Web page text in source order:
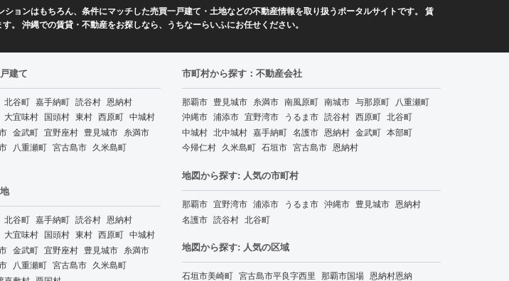
ョンはもちろん、条件にマッチした売買一戸建て・土地などの不動産情報を取り扱うポータルサイトです。 賃
沖縄での賃貸・不動産をお探しなら、うちなーらいふにお任せください。
建て
北谷町 嘉手納町 読谷村 恩納村
大宜味村 国頭村 東村 西原町 中城村
金武町 宜野座村 豊見城市 糸満市
八重瀬町 宮古島市 久米島町
北谷町 嘉手納町 読谷村 恩納村
大宜味村 国頭村 東村 西原町 中城村
金武町 宜野座村 豊見城市 糸満市
八重瀬町 宮古島市 久米島町
市町村から探す：不動産会社
那覇市 豊見城市 糸満市 南風原町 南城市 与那原町 八重瀬町
沖縄市 浦添市 宜野湾市 うるま市 読谷村 西原町 北谷町
中城村 北中城村 嘉手納町 名護市 恩納村 金武町 本部町
今帰仁村 久米島町 石垣市 宮古島市 恩納村
地図から探す: 人気の市町村
那覇市 宜野湾市 浦添市 うるま市 沖縄市 豊見城市 恩納村
名護市 読谷村 北谷町
地図から探す: 人気の区域
石垣市美崎町 宮古島市平良字西里 那覇市国場 恩納村恩納